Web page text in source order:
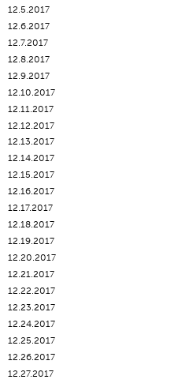
12.5.2017
12.6.2017
12.7.2017
12.8.2017
12.9.2017
12.10.2017
12.11.2017
12.12.2017
12.13.2017
12.14.2017
12.15.2017
12.16.2017
12.17.2017
12.18.2017
12.19.2017
12.20.2017
12.21.2017
12.22.2017
12.23.2017
12.24.2017
12.25.2017
12.26.2017
12.27.2017